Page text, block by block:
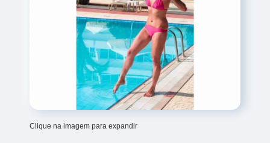
Clique na imagem para expandir